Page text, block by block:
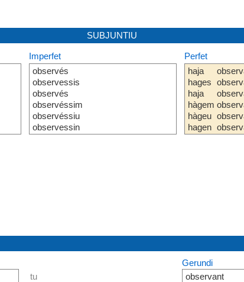
SUBJUNTIU
Imperfet
observés
observessis
observés
observéssim
observéssiu
observessin
Perfet
haja
hages
haja
hàgem
hàgeu
hagen
tu
Gerundi
observant